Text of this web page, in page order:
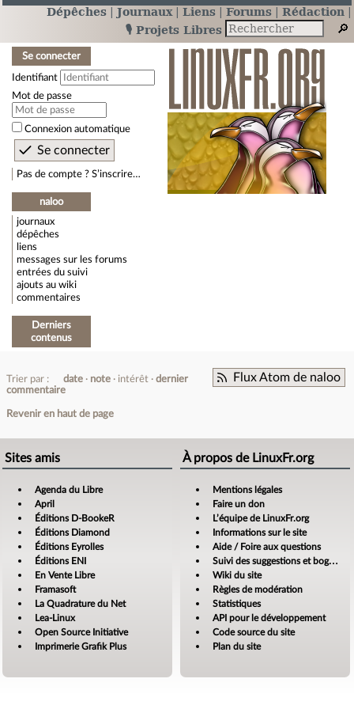
Dépêches Journaux Liens Forums
Rédaction
🎙️ Projets Libres
Se connecter
Identifiant
Mot de passe
Connexion automatique
Pas de compte ? S’inscrire…
naloo
journaux
dépêches
liens
messages sur les forums
entrées du suivi
ajouts au wiki
commentaires
Derniers
contenus
Flux Atom de naloo
Trier par : date note intérêt
dernier
commentaire
Revenir en haut de page
Sites amis
Agenda du Libre
April
Éditions D-BookeR
Éditions Diamond
Éditions Eyrolles
Éditions ENI
En Vente Libre
Framasoft
La Quadrature du Net
Lea-Linux
Open Source Initiative
Imprimerie Grafik Plus
À propos de LinuxFr.org
Mentions légales
Faire un don
L’équipe de LinuxFr.org
Informations sur le site
Aide / Foire aux questions
Suivi des suggestions et bogues
Wiki du site
Règles de modération
Statistiques
API pour le développement
Code source du site
Plan du site